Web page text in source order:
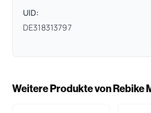
UID:
DE318313797
Weitere Produkte von Rebike